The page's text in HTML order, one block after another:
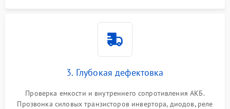
3. Глубокая дефектовка
Проверка емкости и внутреннего сопротивления АКБ.
Прозвонка силовых транзисторов инвертора, диодов, реле